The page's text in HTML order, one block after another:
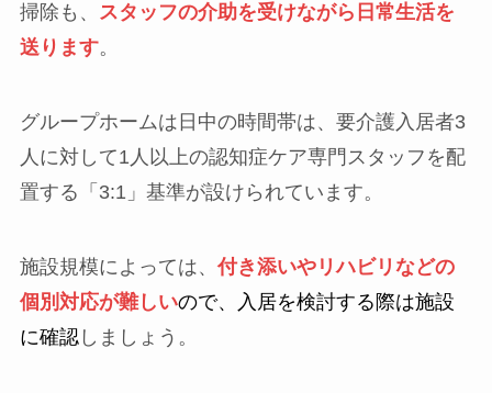
掃除も、 スタッフの介助を受けながら日常生活を
送ります。
グループホームは日中の時間帯は、要介護入居者3
人に対して1人以上の認知症ケア専門スタッフを配
置する「3:1」基準が設けられています。
施設規模によっては、 付き添いやリハビリなどの
個別対応が難しいので、入居を検討する際は施設
に確認しましょう。